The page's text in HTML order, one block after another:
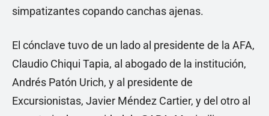
simpatizantes copando canchas ajenas.
El cónclave tuvo de un lado al presidente de la AFA,
Claudio Chiqui Tapia, al abogado de la institución,
Andrés Patón Urich, y al presidente de
Excursionistas, Javier Méndez Cartier, y del otro al